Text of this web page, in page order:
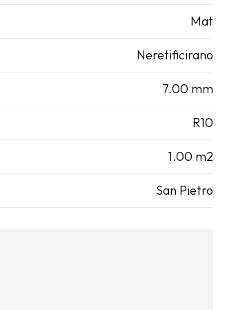
Mat
Neretificirano
7.00 mm
R10
1.00 m2
San Pietro